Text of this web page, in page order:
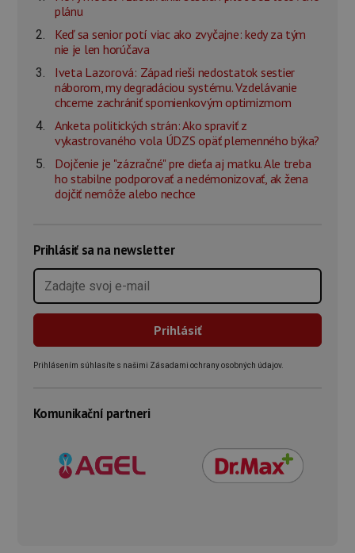
plánu
Keď sa senior potí viac ako zvyčajne: kedy za tým
nie je len horúčava
Iveta Lazorová: Západ rieši nedostatok sestier
náborom, my degradáciou systému. Vzdelávanie
chceme zachrániť spomienkovým optimizmom
Anketa politických strán: Ako spraviť z
vykastrovaného vola ÚDZS opäť plemenného býka?
Dojčenie je "zázračné" pre dieťa aj matku. Ale treba
ho stabilne podporovať a nedémonizovať, ak žena
dojčiť nemôže alebo nechce
Prihlásiť sa na newsletter
Prihlásením súhlasíte s našimi Zásadami ochrany osobných údajov.
Komunikační partneri